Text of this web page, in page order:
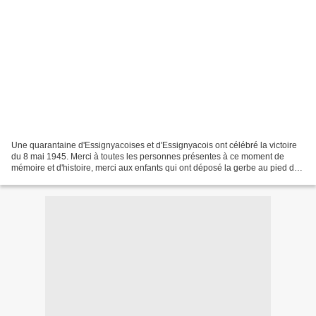
Une quarantaine d'Essignyacoises et d'Essignyacois ont célébré la victoire
du 8 mai 1945. Merci à toutes les personnes présentes à ce moment de
mémoire et d'histoire, merci aux enfants qui ont déposé la gerbe au pied du